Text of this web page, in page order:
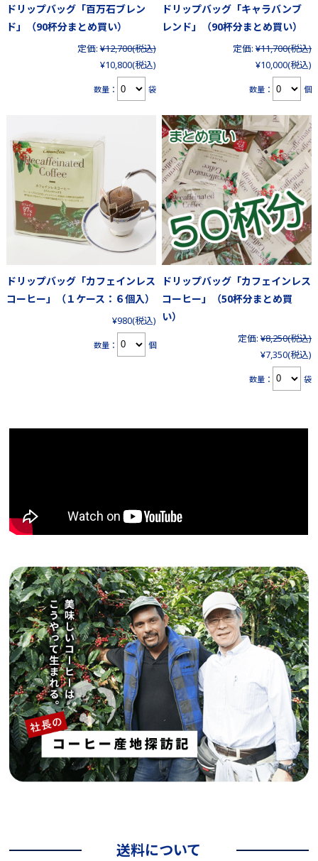
ドリップバッグ「百万石ブレン
ド」（90杯分まとめ買い）
定価: ¥12,700(税込)
¥10,800(税込)
数量： 袋
ドリップバッグ「キャラバンブ
レンド」（90杯分まとめ買い）
定価: ¥11,700(税込)
¥10,000(税込)
数量： 個
ドリップバッグ「カフェインレス
コーヒー」（１ケース：６個入）
¥980(税込)
数量： 個
ドリップバッグ「カフェインレス
コーヒー」（50杯分まとめ買
い）
定価: ¥8,250(税込)
¥7,350(税込)
数量： 袋
送料について